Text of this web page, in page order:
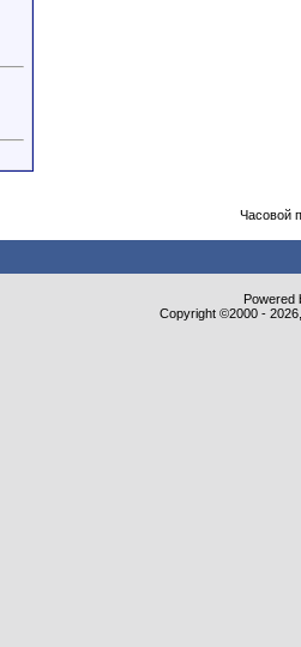
Часовой
Powered
Copyright ©2000 -